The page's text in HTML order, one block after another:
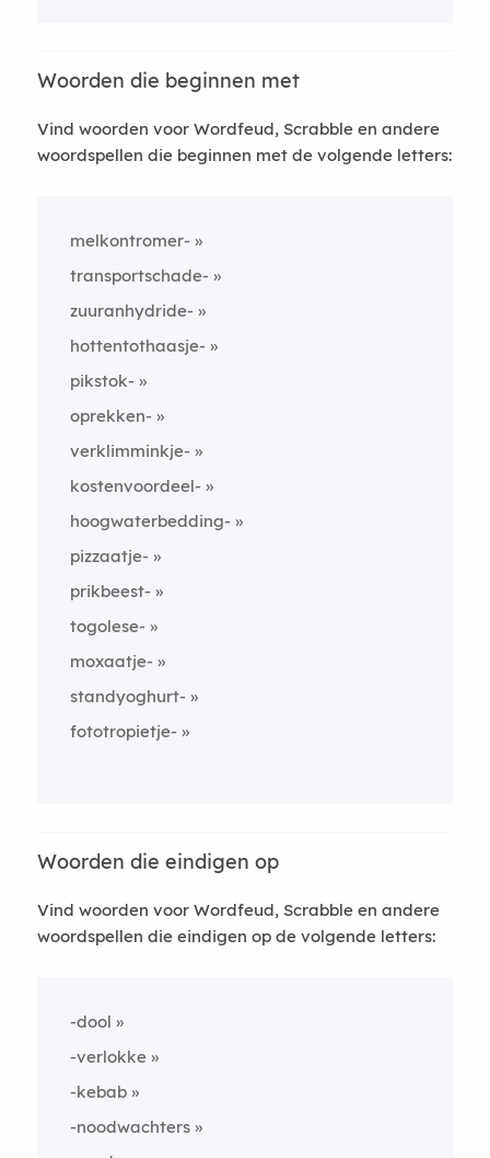
Woorden die beginnen met
Vind woorden voor Wordfeud, Scrabble en andere
woordspellen die beginnen met de volgende letters:
melkontromer-
transportschade-
zuuranhydride-
hottentothaasje-
pikstok-
oprekken-
verklimminkje-
kostenvoordeel-
hoogwaterbedding-
pizzaatje-
prikbeest-
togolese-
moxaatje-
standyoghurt-
fototropietje-
Woorden die eindigen op
Vind woorden voor Wordfeud, Scrabble en andere
woordspellen die eindigen op de volgende letters:
-dool
-verlokke
-kebab
-noodwachters